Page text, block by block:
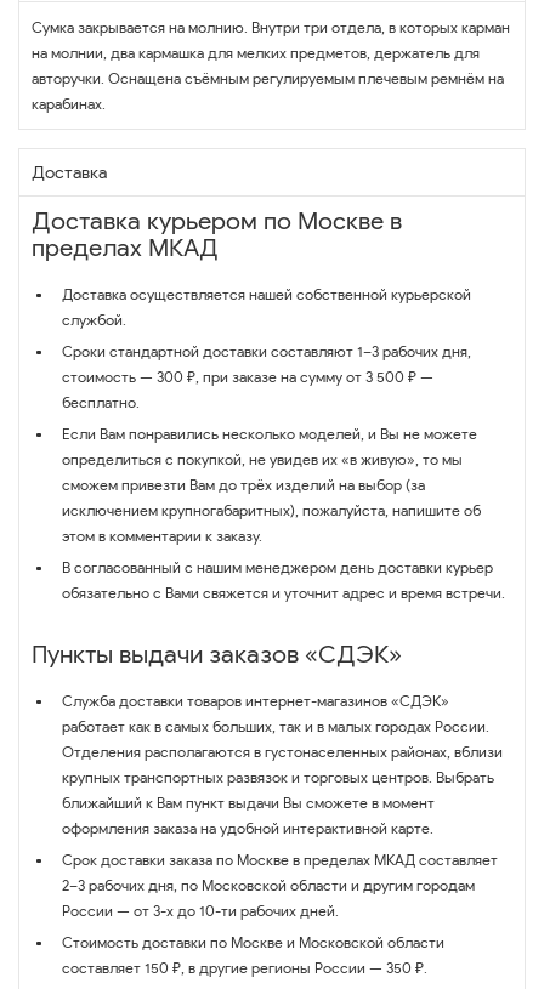
Сумка закрывается на молнию. Внутри три отдела, в которых карман
на молнии, два кармашка для мелких предметов, держатель для
авторучки. Оснащена съёмным регулируемым плечевым ремнём на
карабинах.
Доставка
Доставка курьером по Москве в
пределах МКАД
Доставка осуществляется нашей собственной курьерской
службой.
Сроки стандартной доставки составляют 1–3 рабочих дня,
стоимость — 300 ₽, при заказе на сумму от 3 500 ₽ —
бесплатно.
Если Вам понравились несколько моделей, и Вы не можете
определиться с покупкой, не увидев их «в живую», то мы
сможем привезти Вам до трёх изделий на выбор (за
исключением крупногабаритных), пожалуйста, напишите об
этом в комментарии к заказу.
В согласованный с нашим менеджером день доставки курьер
обязательно с Вами свяжется и уточнит адрес и время встречи.
Пункты выдачи заказов «СДЭК»
Служба доставки товаров интернет-магазинов «СДЭК»
работает как в самых больших, так и в малых городах России.
Отделения располагаются в густонаселенных районах, вблизи
крупных транспортных развязок и торговых центров. Выбрать
ближайший к Вам пункт выдачи Вы сможете в момент
оформления заказа на удобной интерактивной карте.
Срок доставки заказа по Москве в пределах МКАД составляет
2–3 рабочих дня, по Московской области и другим городам
России — от 3-х до 10-ти рабочих дней.
Стоимость доставки по Москве и Московской области
составляет 150 ₽, в другие регионы России — 350 ₽.